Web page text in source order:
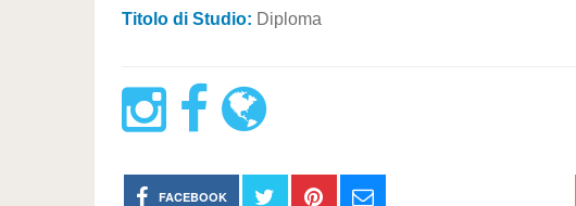
Titolo di Studio: Diploma
FACEBOOK